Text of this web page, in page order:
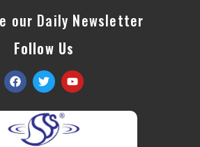
our Daily Newsletter
Follow Us